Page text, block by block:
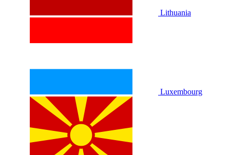
Lithuania
Luxembourg